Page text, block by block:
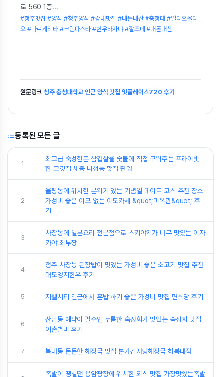
로 560 1층...
#청주맛집 #양식 #청주양식 #강내맛집 #내돈내산 #충청대 #알리오올리
오 #마르게리타 #크림파스타 #한우라자냐 #깔조네 #내돈내산
원문링크 청주 충청대학교 인근 양식 맛집 잇플레이스720 후기
등록된 모든 글
1
최고급 숙성한돈 삼겹살을 숯불에 직접 구워주는 프라이빗
한 고깃집 세종 나성동 맛집 탄영
2
율량동에 위치한 분위기 있는 기념일 데이트 코스 추천 장소
가성비 좋은 이모 없는 이모카세 &quot;미옥관&quot; 후
기
3
사창동에 일본요리 전문점으로 스키야키가 너무 맛있는 이자
카야 최부짱
4
청주 사창동 된장밥이 맛있는 가성비 좋은 소고기 맛집 추천
대도영지한우 후기
5 지웰시티 인근에서 혼밥 하기 좋은 가성비 맛집 면식당 후기
6
산남동 예약이 필수인 두툼한 숙성회가 맛있는 숙성회 맛집
어촌별미 후기
7 복대동 든든한 해장국 맛집 본가감자탕해장국 하복대점
족발이 땡길땐 용암광장에 위치한 외식 맛집 가장맛있는족발